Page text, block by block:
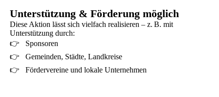
Unterstützung & Förderung möglich
Diese Aktion lässt sich vielfach realisieren – z. B. mit
Unterstützung durch:
👉 Sponsoren
👉 Gemeinden, Städte, Landkreise
👉 Fördervereine und lokale Unternehmen